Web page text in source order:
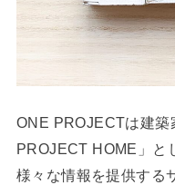
ONE PROJECTは建築
PROJECT HOME」と
様々な情報を提供する